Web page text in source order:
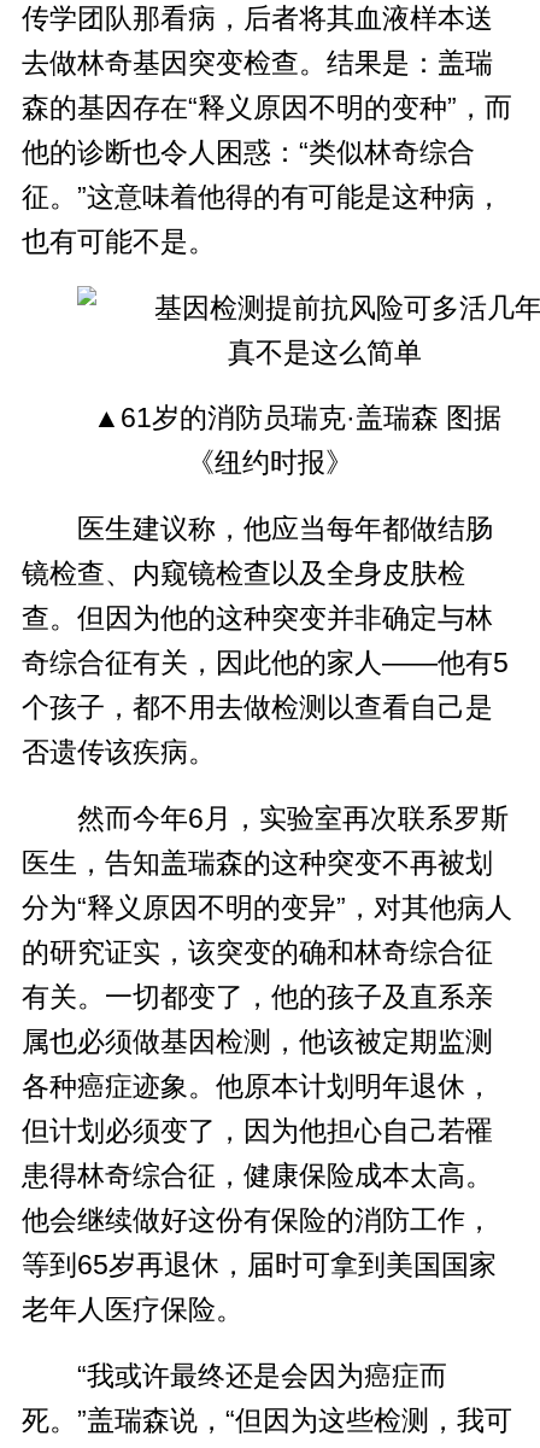
传学团队那看病，后者将其血液样本送
去做林奇基因突变检查。结果是：盖瑞
森的基因存在“释义原因不明的变种”，而
他的诊断也令人困惑：“类似林奇综合
征。”这意味着他得的有可能是这种病，
也有可能不是。
▲61岁的消防员瑞克·盖瑞森 图据
《纽约时报》
医生建议称，他应当每年都做结肠
镜检查、内窥镜检查以及全身皮肤检
查。但因为他的这种突变并非确定与林
奇综合征有关，因此他的家人——他有5
个孩子，都不用去做检测以查看自己是
否遗传该疾病。
然而今年6月，实验室再次联系罗斯
医生，告知盖瑞森的这种突变不再被划
分为“释义原因不明的变异”，对其他病人
的研究证实，该突变的确和林奇综合征
有关。一切都变了，他的孩子及直系亲
属也必须做基因检测，他该被定期监测
各种癌症迹象。他原本计划明年退休，
但计划必须变了，因为他担心自己若罹
患得林奇综合征，健康保险成本太高。
他会继续做好这份有保险的消防工作，
等到65岁再退休，届时可拿到美国国家
老年人医疗保险。
“我或许最终还是会因为癌症而
死。”盖瑞森说，“但因为这些检测，我可